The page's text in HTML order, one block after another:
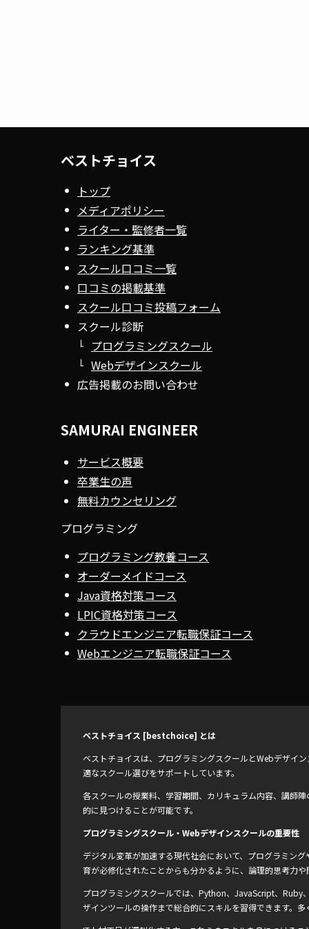
ベストチョイス
トップ
メディアポリシー
ライター・監修者一覧
ランキング基準
スクール口コミ一覧
口コミの掲載基準
スクール口コミ投稿フォーム
スクール診断
プログラミングスクール
Webデザインスクール
広告掲載のお問い合わせ
SAMURAI ENGINEER
サービス概要
卒業生の声
無料カウンセリング
プログラミング
プログラミング教養コース
オーダーメイドコース
Java資格対策コース
LPIC資格対策コース
クラウドエンジニア転職保証コース
Webエンジニア転職保証コース
ベストチョイス [bestchoice] とは
ベストチョイスは、プログラミングスクールとWebデザイ
適なスクール選びをサポートしています。
各スクールの授業料、学習期間、カリキュラム内容、講師
的に見つけることが可能です。
プログラミングスクール・Webデザインスクールの重要性
デジタル変革が加速する現代社会において、プログラミン
育が必修化されたことからも分かるように、論理的思考力
プログラミングスクールでは、Python、JavaScript、Ruby
ザインツールの操作まで総合的にスキルを習得できます。